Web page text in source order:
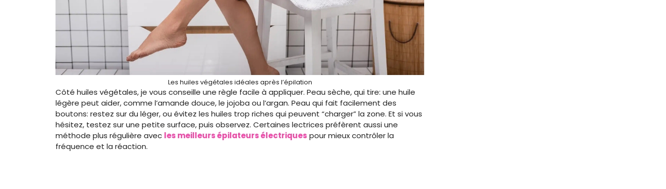
Les huiles végétales idéales après l’épilation
Côté huiles végétales, je vous conseille une règle facile à appliquer. Peau sèche, qui tire: une huile
légère peut aider, comme l’amande douce, le jojoba ou l’argan. Peau qui fait facilement des
boutons: restez sur du léger, ou évitez les huiles trop riches qui peuvent “charger” la zone. Et si vous
hésitez, testez sur une petite surface, puis observez. Certaines lectrices préfèrent aussi une
méthode plus régulière avec les meilleurs épilateurs électriques pour mieux contrôler la
fréquence et la réaction.